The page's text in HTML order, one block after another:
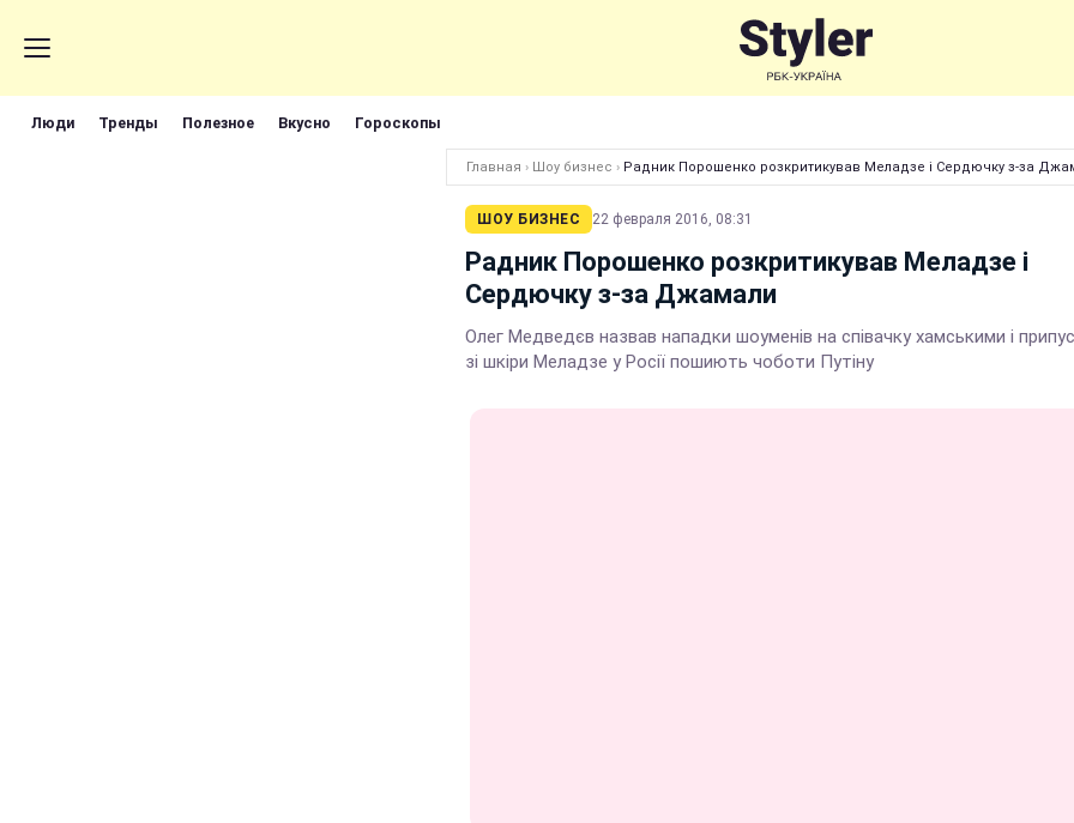
Люди Тренды Полезное Вкусно Гороскопы
Главная › Шоу бизнес › Радник Порошенко розкритикував Меладзе і Сердючку з-за
ШОУ БИЗНЕС 22 февраля 2016, 08:31
Радник Порошенко розкритикував Меладзе і
Сердючку з-за Джамали
Олег Медведєв назвав нападки шоуменів на співачку хамськими і
зі шкіри Меладзе у Росії пошиють чоботи Путіну